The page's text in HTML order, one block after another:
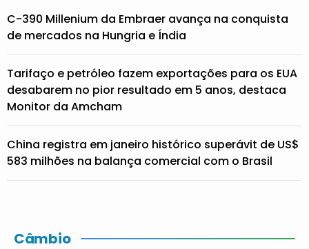
C-390 Millenium da Embraer avança na conquista
de mercados na Hungria e Índia
Tarifaço e petróleo fazem exportações para os EUA
desabarem no pior resultado em 5 anos, destaca
Monitor da Amcham
China registra em janeiro histórico superávit de US$
583 milhões na balança comercial com o Brasil
Câmbio